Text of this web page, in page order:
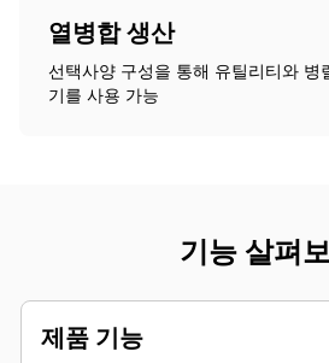
열병합 생산
선택사양 구성을 통해 유틸리티와 병
기를 사용 가능
기능 살펴보
제품 기능